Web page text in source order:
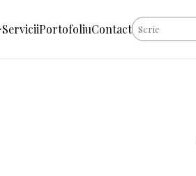
ServiciiPortofoliuContactCaută